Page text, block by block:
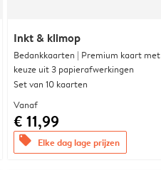
Inkt & klimop
Bedankkaarten | Premium kaart met
keuze uit 3 papierafwerkingen
Set van 10 kaarten
Vanaf
€ 11,99
offers Elke dag lage prijzen